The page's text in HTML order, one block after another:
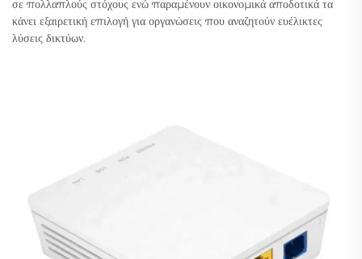
σε πολλαπλούς στόχους ενώ παραμένουν οικονομικά αποδοτικά τα
κάνει εξαιρετική επιλογή για οργανώσεις που αναζητούν ευέλικτες
λύσεις δικτύων.